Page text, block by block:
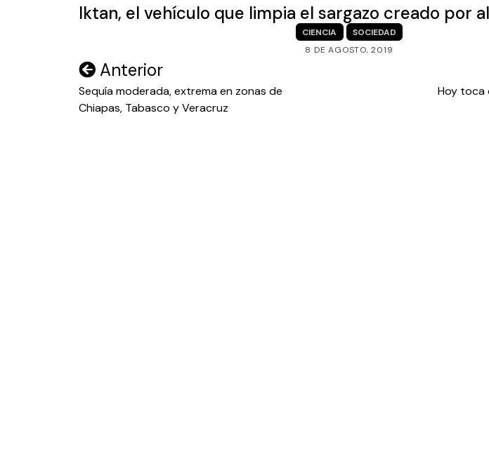
Iktan, el vehículo que limpia el sargazo creado por
CIENCIA
SOCIEDAD
8 DE AGOSTO, 2019
Navegación
de
entradas
Anterior
Sequía moderada, extrema en zonas de
Chiapas, Tabasco y Veracruz
Hoy toca